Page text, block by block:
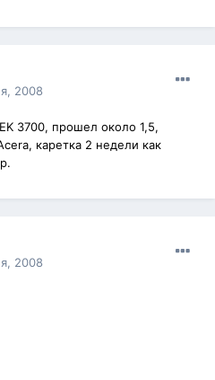
2008
3700, прошел около 1,5,
каретка 2 недели как
2008